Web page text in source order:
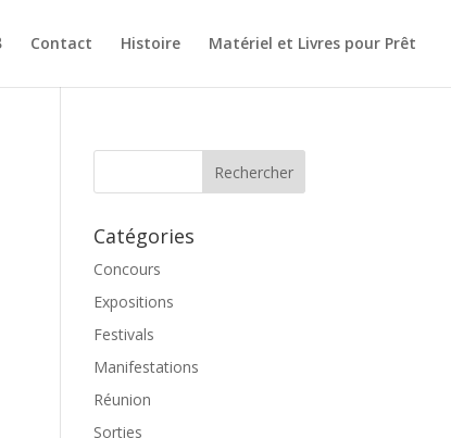
Contact Histoire Matériel et Livres pour Prêt
Catégories
Concours
Expositions
Festivals
Manifestations
Réunion
Sorties